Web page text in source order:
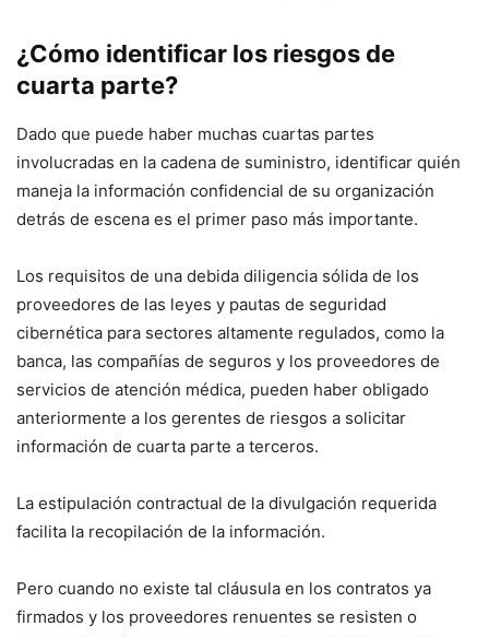
¿Cómo identificar los riesgos de
cuarta parte?
Dado que puede haber muchas cuartas partes
involucradas en la cadena de suministro, identificar quién
maneja la información confidencial de su organización
detrás de escena es el primer paso más importante.
Los requisitos de una debida diligencia sólida de los
proveedores de las leyes y pautas de seguridad
cibernética para sectores altamente regulados, como la
banca, las compañías de seguros y los proveedores de
servicios de atención médica, pueden haber obligado
anteriormente a los gerentes de riesgos a solicitar
información de cuarta parte a terceros.
La estipulación contractual de la divulgación requerida
facilita la recopilación de la información.
Pero cuando no existe tal cláusula en los contratos ya
firmados y los proveedores renuentes se resisten o